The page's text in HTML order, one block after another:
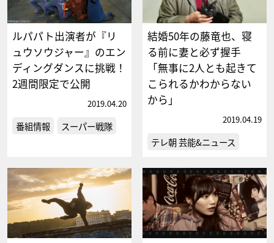
ルパパト出演者が『リ
ュウソウジャー』のエン
ディングダンスに挑戦！
2週間限定で公開
2019.04.20
番組情報 スーパー戦隊
結婚50年の藤竜也、寝
る前に妻と必ず握手
「無事に2人とも起きて
こられるかわからない
から」
2019.04.19
テレ朝 芸能&ニュース